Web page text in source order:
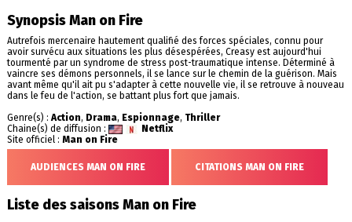
Synopsis Man on Fire
Autrefois mercenaire hautement qualifié des forces spéciales, connu pour
avoir survécu aux situations les plus désespérées, Creasy est aujourd'hui
tourmenté par un syndrome de stress post-traumatique intense. Déterminé à
vaincre ses démons personnels, il se lance sur le chemin de la guérison. Mais
avant même qu'il ait pu s'adapter à cette nouvelle vie, il se retrouve à nouveau
dans le feu de l'action, se battant plus fort que jamais.
Genre(s) :Action, Drama, Espionnage, Thriller
Chaine(s) de diffusion :
Netflix
Site officiel : Man on Fire
AUDIENCES MAN ON FIRE CITATIONS MAN ON FIRE
Liste des saisons Man on Fire